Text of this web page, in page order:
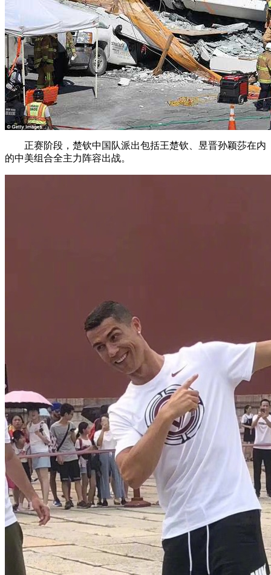
正赛阶段，楚钦中国队派出包括王楚钦、昱晋孙颖莎在内
的中美组合全主力阵容出战。